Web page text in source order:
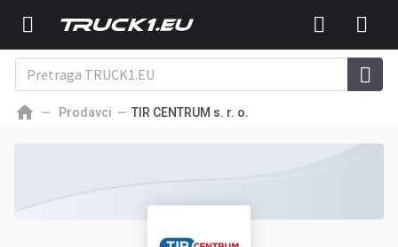
Prodavci TIR CENTRUM s. r. o.